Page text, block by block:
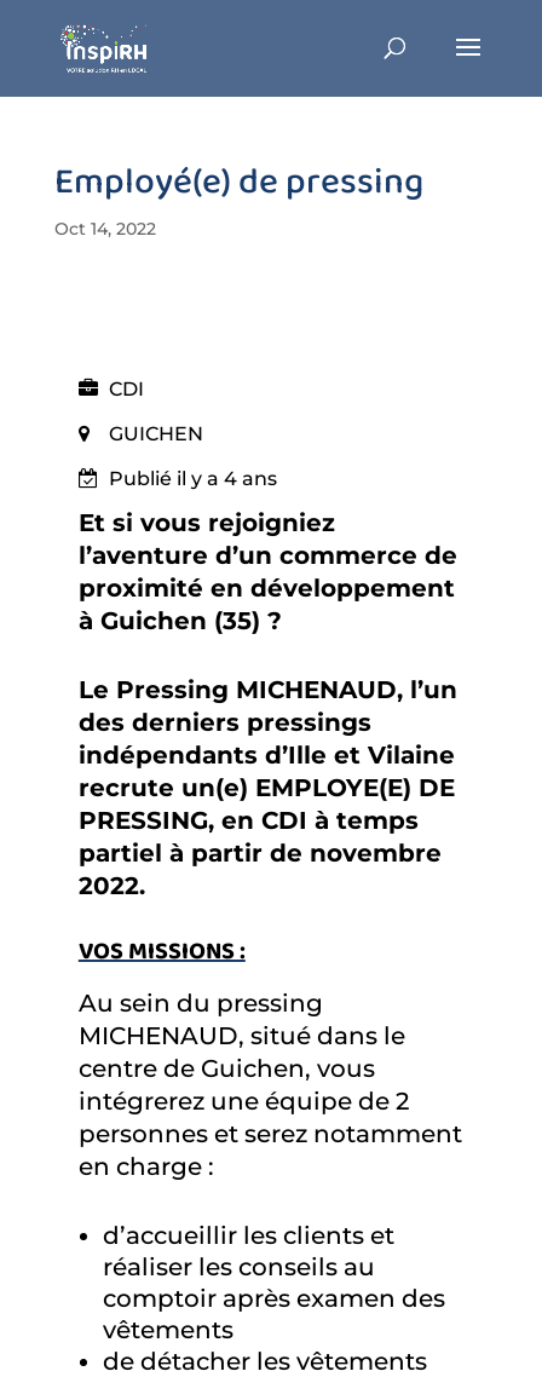
Employé(e) de pressing
Oct 14, 2022
CDI
GUICHEN
Publié il y a 4 ans
Et si vous rejoigniez
l’aventure d’un commerce de
proximité en développement
à Guichen (35) ?
Le Pressing MICHENAUD, l’un
des derniers pressings
indépendants d’Ille et Vilaine
recrute un(e) EMPLOYE(E) DE
PRESSING, en CDI à temps
partiel à partir de novembre
2022.
VOS MISSIONS :
Au sein du pressing
MICHENAUD, situé dans le
centre de Guichen, vous
intégrerez une équipe de 2
personnes et serez notamment
en charge :
d’accueillir les clients et
réaliser les conseils au
comptoir après examen des
vêtements
de détacher les vêtements